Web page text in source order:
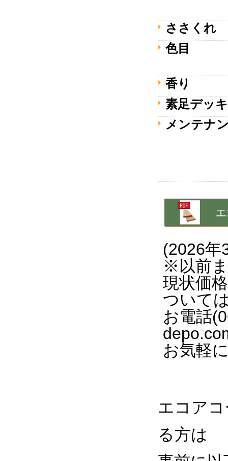
ささくれ
色目
香り
素足デッキ
メンテナ
(2026年
※以前
現状価
ついて
お電話
お気軽
エコア
る方は